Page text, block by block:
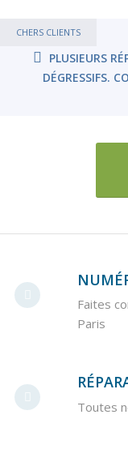
CHERS CLIENTS
PLUSIEURS
DÉGRESSIFS.
Faites
Paris
Toutes